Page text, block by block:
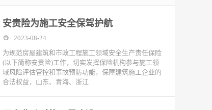
安责险为施工安全保驾护航
2023-08-24
为规范房屋建筑和市政工程施工领域安全生产责任保险
(以下简称安责险)工作，切实发挥保险机构参与施工领
域风险评估管控和事故预防功能，保障建筑施工企业的
合法权益，山东、青海、浙江